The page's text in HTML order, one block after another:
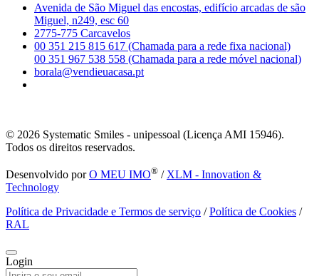
Avenida de São Miguel das encostas, edifício arcadas de são
Miguel, n249, esc 60
2775-775 Carcavelos
00 351 215 815 617 (Chamada para a rede fixa nacional)
00 351 967 538 558 (Chamada para a rede móvel nacional)
borala@vendieuacasa.pt
© 2026 Systematic Smiles - unipessoal (Licença AMI 15946).
Todos os direitos reservados.
Desenvolvido porO MEU IMO® / XLM - Innovation &
Technology
Política de Privacidade e Termos de serviço /Política de Cookies /
RAL
Login